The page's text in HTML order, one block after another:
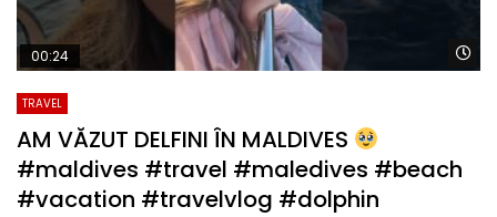
00:24
TRAVEL
AM VĂZUT DELFINI ÎN MALDIVES
#maldives #travel #maledives #beach
#vacation #travelvlog #dolphin